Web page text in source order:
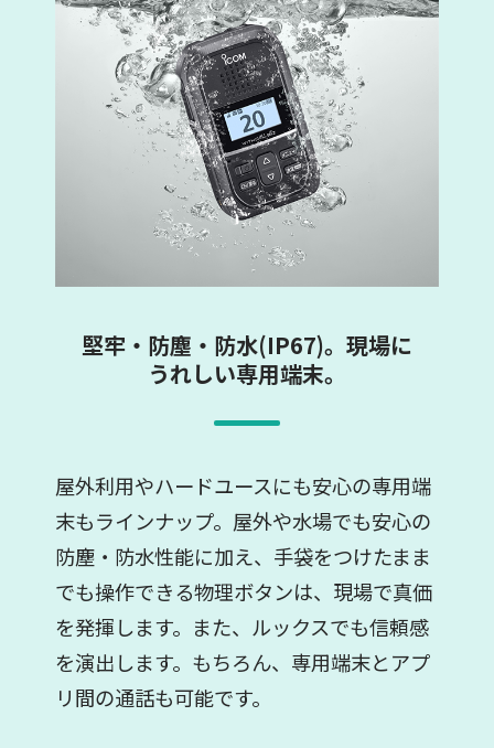
堅牢・防塵・防水(IP67)。現場に
うれしい専用端末。
屋外利用やハードユースにも安心の専用端
末もラインナップ。屋外や水場でも安心の
防塵・防水性能に加え、手袋をつけたまま
でも操作できる物理ボタンは、現場で真価
を発揮します。また、ルックスでも信頼感
を演出します。もちろん、専用端末とアプ
リ間の通話も可能です。